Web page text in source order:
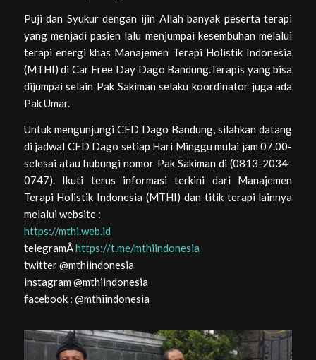
Puji dan Syukur dengan ijin Allah banyak peserta terapi
yang menjadi pasien lalu menjumpai kesembuhan melalui
terapi energi khas Manajemen Terapi Holistik Indonesia
(MTHI) di Car Free Day Dago Bandung.Terapis yang bisa
dijumpai selain Pak Sakiman selaku koordinator juga ada
Pak Umar.
Untuk mengunjungi CFD Dago Bandung, silahkan datang
di jadwal CFD Dago setiap Hari Minggu mulai jam 07.00-
selesai atau hubungi nomor Pak Sakiman di (0813-2034-
0747). Ikuti terus informasi terkini dari Manajemen
Terapi Holistik Indonesia (MTHI) dan titik terapi lainnya
melalui website :
https://mthi.web.id
telegramÂhttps://t.me/mthiindonesia
twitter @mthiindonesia
instagram @mthiindonesia
facebook : @mthiindonesia